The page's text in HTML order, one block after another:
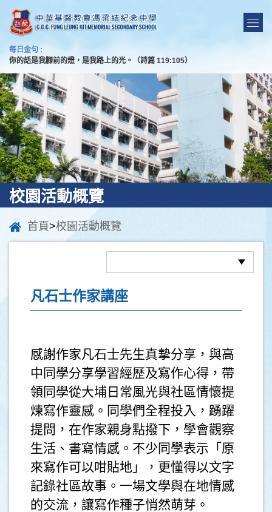
每日金句 :
你的話是我腳前的燈，是我路上的光。（詩篇 119:105）
校園活動概覽
首頁>校園活動概覽
凡石士作家講座
感謝作家凡石士先生真摯分享，與高
中同學分享學習經歷及寫作心得，帶
領同學從大埔日常風光與社區情懷提
煉寫作靈感。同學們全程投入，踴躍
提問，在作家親身點撥下，學會觀察
生活、書寫情感。不少同學表示「原
來寫作可以咁貼地」，更懂得以文字
記錄社區故事。一場文學與在地情感
的交流，讓寫作種子悄然萌芽。